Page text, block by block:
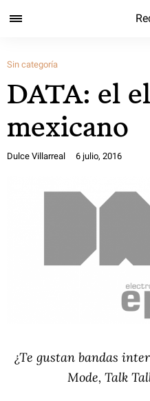
Sin categoría
DATA: el
mexicano
Dulce Villarreal 6 julio, 2016
¿Te gustan bandas
Mode, Talk